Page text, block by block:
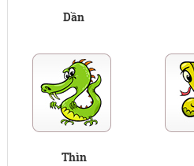
Dần
Thìn